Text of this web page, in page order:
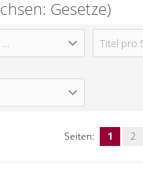
Gesetze)
Titel pro
Seiten: 1 2